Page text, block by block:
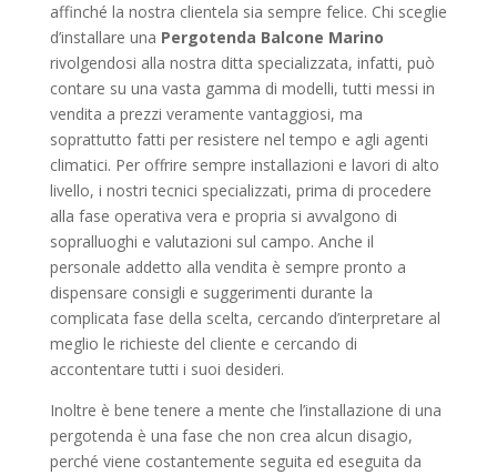
affinché la nostra clientela sia sempre felice. Chi sceglie
d’installare una Pergotenda Balcone Marino
rivolgendosi alla nostra ditta specializzata, infatti, può
contare su una vasta gamma di modelli, tutti messi in
vendita a prezzi veramente vantaggiosi, ma
soprattutto fatti per resistere nel tempo e agli agenti
climatici. Per offrire sempre installazioni e lavori di alto
livello, i nostri tecnici specializzati, prima di procedere
alla fase operativa vera e propria si avvalgono di
sopralluoghi e valutazioni sul campo. Anche il
personale addetto alla vendita è sempre pronto a
dispensare consigli e suggerimenti durante la
complicata fase della scelta, cercando d’interpretare al
meglio le richieste del cliente e cercando di
accontentare tutti i suoi desideri.
Inoltre è bene tenere a mente che l’installazione di una
pergotenda è una fase che non crea alcun disagio,
perché viene costantemente seguita ed eseguita da